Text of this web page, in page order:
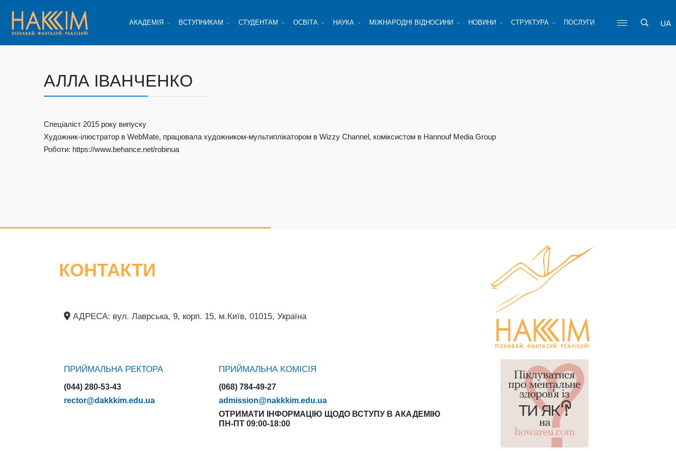
АКАДЕМІЯ ВСТУПНИКАМ СТУДЕНТАМ ОСВІТА НАУКА МІЖНАРОДНІ ВІДНОСИНИ НОВИНИ СТРУКТУРА ПОСЛУГИ UA
АЛЛА ІВАНЧЕНКО
Спеціаліст 2015 року випуску
Художник-ілюстратор в WebMate, працювала художником-мультиплікатором в Wizzy Channel, коміксистом в Hannouf Media Group
Роботи: https://www.behance.net/robinua
КОНТАКТИ
АДРЕСА: вул. Лаврська, 9, корп. 15, м.Київ, 01015, Україна
ПРИЙМАЛЬНА РЕКТОРА
(044) 280-53-43
rector@dakkkim.edu.ua
ПРИЙМАЛЬНА KOMІСІЯ
(068) 784-49-27
admission@nakkkim.edu.ua
ОТРИМАТИ ІНФОРМАЦІЮ ЩОДО ВСТУПУ В АКАДЕМІЮ
ПН-ПТ 09:00-18:00